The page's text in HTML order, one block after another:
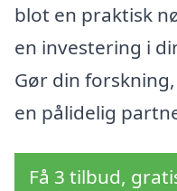
blot en praktisk
en investering i
Gør din
en pålidelig
Få 3 tilbud,